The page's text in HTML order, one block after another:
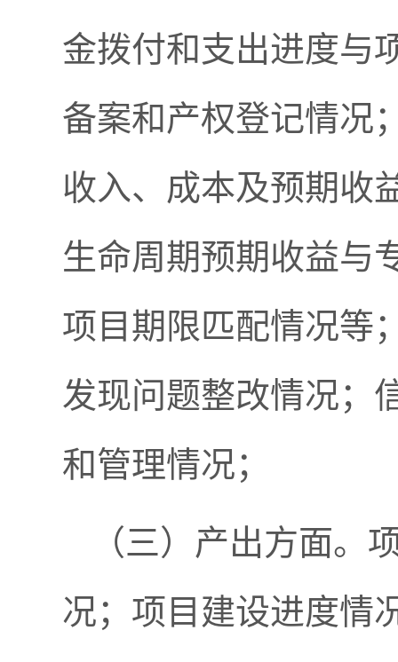
金拨付和支出进度与
备案和产权登记情况
收入、成本及预期收
生命周期预期收益与
项目期限匹配情况等
发现问题整改情况；
和管理情况；
（三）产出方面。
况；项目建设进度情